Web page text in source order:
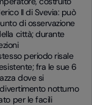
II di Svevia: può
di osservazione
città; durante
periodo risale
fra le sue 6
dove si
notturno
per le facili